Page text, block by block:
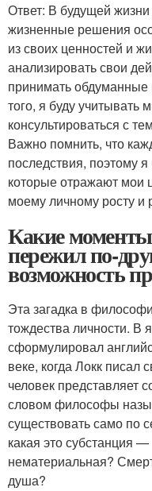
Ответ: В будущей
жизненные решения
из своих ценностей и
анализировать свои
принимать
того, я буду учитывать
консультироваться с
Важно помнить, что
последствия, поэтому
которые отражают мои
моему личному росту и
Какие
пережил по-
возможность
Эта загадка в
тождества личности. В
сформулировал
веке, когда Локк писал
человек представляет
словом философы
существовать само по
какая это субстанция
нематериальная?
душа?